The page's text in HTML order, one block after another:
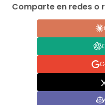
Comparte en redes o